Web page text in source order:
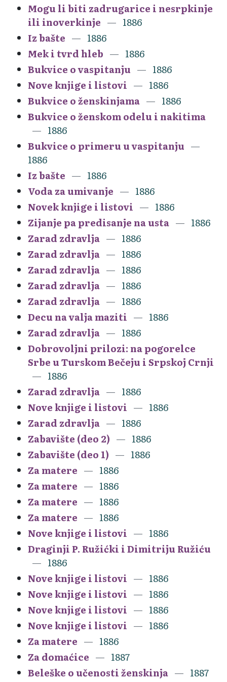
Mogu li biti zadrugarice i nesrpkinje
ili inoverkinje
1886
Iz bašte
1886
Mek i tvrd hleb
1886
Bukvice o vaspitanju
1886
Nove knjige i listovi
1886
Bukvice o ženskinjama
1886
Bukvice o ženskom odelu i nakitima
1886
Bukvice o primeru u vaspitanju
1886
Iz bašte
1886
Voda za umivanje
1886
Novek knjige i listovi
1886
Zijanje pa predisanje na usta
1886
Zarad zdravlja
1886
Zarad zdravlja
1886
Zarad zdravlja
1886
Zarad zdravlja
1886
Zarad zdravlja
1886
Decu na valja maziti
1886
Zarad zdravlja
1886
Dobrovoljni prilozi: na pogorelce
Srbe u Turskom Bečeju i Srpskoj Crnji
1886
Zarad zdravlja
1886
Nove knjige i listovi
1886
Zarad zdravlja
1886
Zabavište (deo 2)
1886
Zabavište (deo 1)
1886
Za matere
1886
Za matere
1886
Za matere
1886
Za matere
1886
Nove knjige i listovi
1886
Draginji P. Ružićki i Dimitriju Ružiću
1886
Nove knjige i listovi
1886
Nove knjige i listovi
1886
Nove knjige i listovi
1886
Nove knjige i listovi
1886
Za matere
1886
Za domaćice
1887
Beleške o učenosti ženskinja
1887